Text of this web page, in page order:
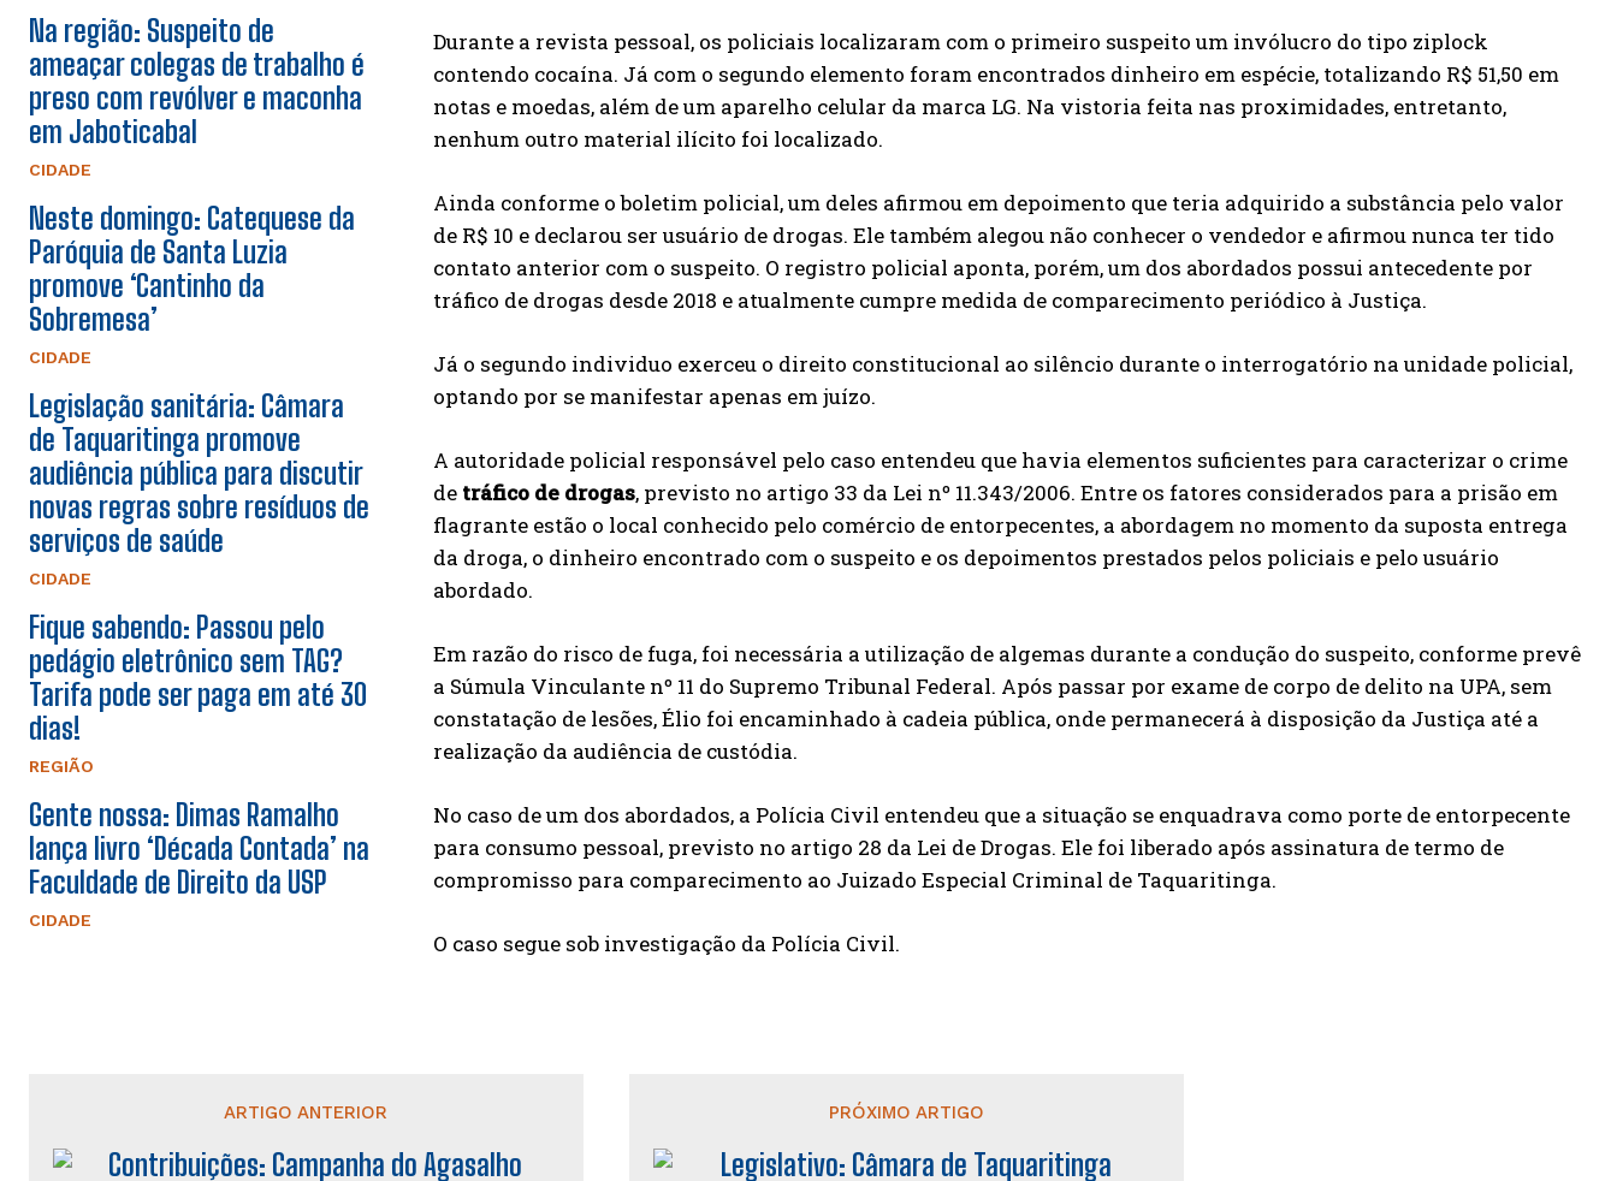
Na região: Suspeito de
ameaçar colegas de trabalho é
preso com revólver e maconha
em Jaboticabal
CIDADE
Neste domingo: Catequese da
Paróquia de Santa Luzia
promove ‘Cantinho da
Sobremesa’
CIDADE
Legislação sanitária: Câmara
de Taquaritinga promove
audiência pública para discutir
novas regras sobre resíduos de
serviços de saúde
CIDADE
Fique sabendo: Passou pelo
pedágio eletrônico sem TAG?
Tarifa pode ser paga em até 30
dias!
REGIÃO
Gente nossa: Dimas Ramalho
lança livro ‘Década Contada’ na
Faculdade de Direito da USP
CIDADE
Durante a revista pessoal, os policiais localizaram com o primeiro suspeito um invólucro do tipo ziplock
contendo cocaína. Já com o segundo elemento foram encontrados dinheiro em espécie, totalizando R$ 51,50 em
notas e moedas, além de um aparelho celular da marca LG. Na vistoria feita nas proximidades, entretanto,
nenhum outro material ilícito foi localizado.
Ainda conforme o boletim policial, um deles afirmou em depoimento que teria adquirido a substância pelo valor
de R$ 10 e declarou ser usuário de drogas. Ele também alegou não conhecer o vendedor e afirmou nunca ter tido
contato anterior com o suspeito. O registro policial aponta, porém, um dos abordados possui antecedente por
tráfico de drogas desde 2018 e atualmente cumpre medida de comparecimento periódico à Justiça.
Já o segundo individuo exerceu o direito constitucional ao silêncio durante o interrogatório na unidade policial,
optando por se manifestar apenas em juízo.
A autoridade policial responsável pelo caso entendeu que havia elementos suficientes para caracterizar o crime
de tráfico de drogas, previsto no artigo 33 da Lei nº 11.343/2006. Entre os fatores considerados para a prisão em
flagrante estão o local conhecido pelo comércio de entorpecentes, a abordagem no momento da suposta entrega
da droga, o dinheiro encontrado com o suspeito e os depoimentos prestados pelos policiais e pelo usuário
abordado.
Em razão do risco de fuga, foi necessária a utilização de algemas durante a condução do suspeito, conforme prevê
a Súmula Vinculante nº 11 do Supremo Tribunal Federal. Após passar por exame de corpo de delito na UPA, sem
constatação de lesões, Élio foi encaminhado à cadeia pública, onde permanecerá à disposição da Justiça até a
realização da audiência de custódia.
No caso de um dos abordados, a Polícia Civil entendeu que a situação se enquadrava como porte de entorpecente
para consumo pessoal, previsto no artigo 28 da Lei de Drogas. Ele foi liberado após assinatura de termo de
compromisso para comparecimento ao Juizado Especial Criminal de Taquaritinga.
O caso segue sob investigação da Polícia Civil.
ARTIGO ANTERIOR PRÓXIMO ARTIGO